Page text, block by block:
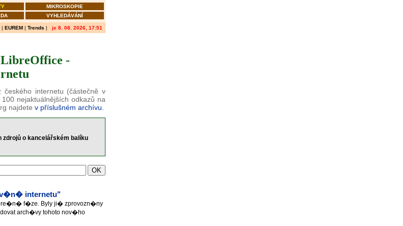
MIKROSKOPIE
VYHLEDÁVÁNÍ
| EUREM | Trends | je 8. 08. 2026, 17:51
-
internetu (částečně v
nejaktuálnějších odkazů na
najdete v příslušném archívu.
o kancelářském balíku
internetu"
f�ze. Byly ji� zprovozn�ny
arch�vy tohoto nov�ho